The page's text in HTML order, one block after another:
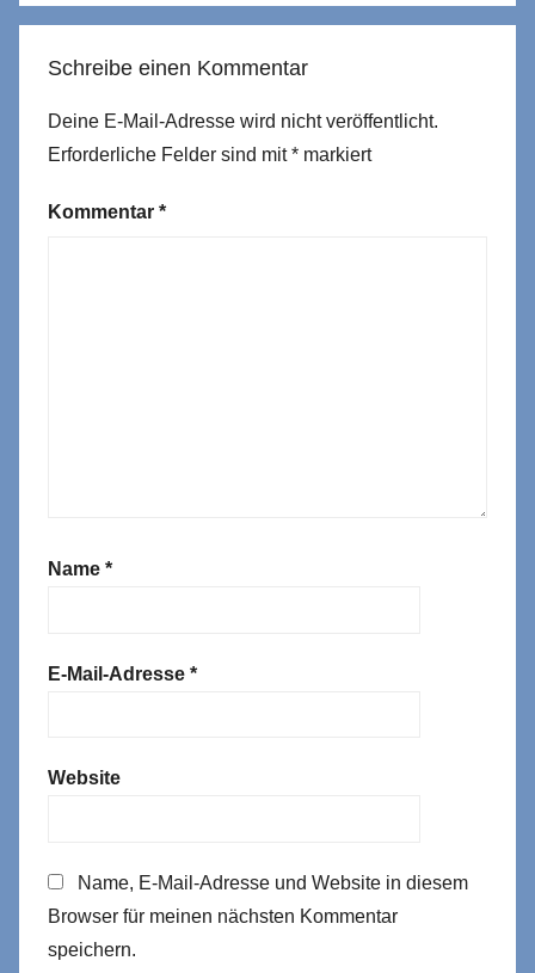
Schreibe einen Kommentar
Deine E-Mail-Adresse wird nicht veröffentlicht.
Erforderliche Felder sind mit* markiert
Kommentar *
Name *
E-Mail-Adresse *
Website
Name, E-Mail-Adresse und Website in diesem
Browser für meinen nächsten Kommentar
speichern.